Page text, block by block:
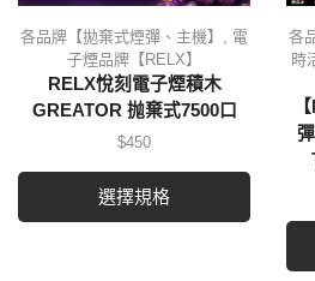
各品牌【拋棄式煙彈、主機】 , 電
子煙品牌【RELX】
RELX悅刻電子煙積木
GREATOR 抛棄式7500口
$450
選擇規格
各
時